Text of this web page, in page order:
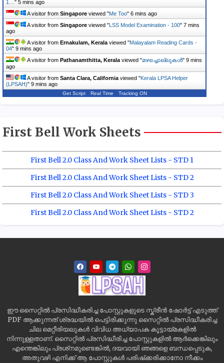
1… " 5 mins ago
A visitor from Singapore viewed "Me Too" 6 mins ago
A visitor from Singapore viewed " LSS Model Examination - 100" 7 mins
ago
A visitor from Ernakulam, Kerala viewed "Malayalam Reading Cards -
04" 9 mins ago
A visitor from Pathanamthitta, Kerala viewed "മഴച്ചൊല്ലുകൾ" 9 mins
ago
A visitor from Santa Clara, California viewed "Kerala LPSA Helper
(LPSAH)" 9 mins ago
Get Script Real Time Tracking ON
First Bell Work Sheets
First Bell 2.0 Class And Work Sheet Lists - STD 1
First Bell 2.0 Class And Work Sheet Lists - STD 2
First Bell 2.0 Class And Work Sheet Lists - STD 3
First Bell 2.0 Class And Work Sheet Lists - STD 2
ഈ സൈറ്റിൽ പ്രസിദ്ധീകരിച്ച പോസ്റ്റുകളുടെ സ്ക്രീൻ ഷോർട്ട് എടുത്ത്
PDF ആക്കുന്നത് ശ്രദ്ധയിൽ പെട്ടിരിക്കുന്നു സൈറ്റിൽ പ്രസിദ്ധീകരിച്ച
ചില മെറ്റീരിയലുകൾ വിവിധ അധ്യാപക കൂട്ടായ്മകളിൽ
നിന്നുള്ളതാണ്. സൈറ്റിൽ പ്രസിദ്ധീരിച്ച പോസ്റ്റുകളിൽ ആർക്കെങ്കിലും
എന്തെങ്കിലും പ്രശ്‌നമുണ്ടെങ്കിൽ, ദയവായി ഞങ്ങളെ ബന്ധപ്പെടുക,
അതുവഴി എനിക്ക് ആ പോസ്റ്റുകൾ പരിഷ്‌ക്കരിക്കാനോ നീക്കം